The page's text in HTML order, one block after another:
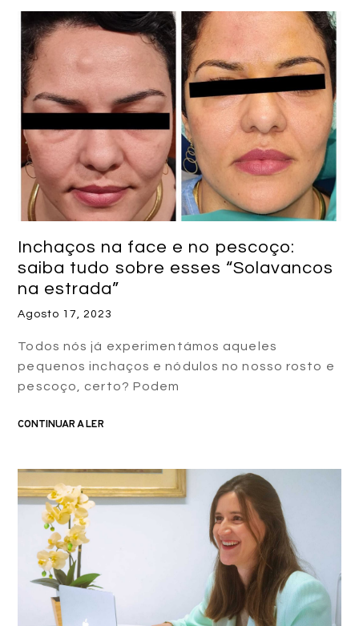
Inchaços na face e no pescoço:
saiba tudo sobre esses “Solavancos
na estrada”
Agosto 17, 2023
Todos nós já experimentámos aqueles
pequenos inchaços e nódulos no nosso rosto e
pescoço, certo? Podem
CONTINUAR A LER